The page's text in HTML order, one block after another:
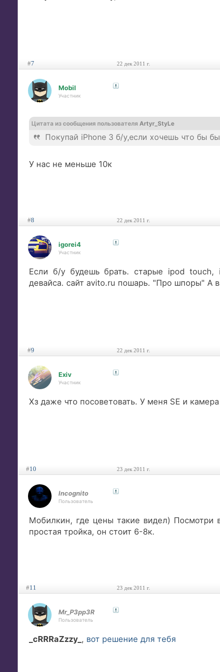
#7 22 дек 2011 г.
Mobil
Участник
Цитата из сообщения пользователя Artyr_StyLe
Покупай iPhone 3 б/у,если хочешь что бы
У нас не меньше 10к
#8 22 дек 2011 г.
igorei4
Участник
Если б/у будешь брать. старые ipod
девайса. сайт avito.ru пошарь. "Про шпоры" А
#9 22 дек 2011 г.
Exiv
Участник
Хз даже что посоветовать. У меня SE и
#10 23 дек 2011 г.
Incognito
Пользователь
Мобилкин, где цены такие видел) Посмотри
простая тройка, он стоит 6-8к.
#11 23 дек 2011 г.
Mr_P3pp3R
Пользователь
_cRRRaZzzy_ , вот решение для тебя